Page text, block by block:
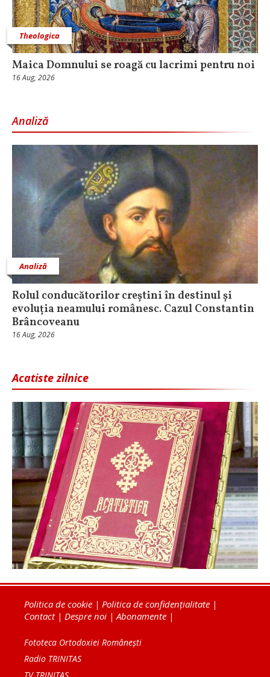
Theologica
Maica Domnului se roagă cu lacrimi pentru noi
16 Aug, 2026
Analiză
Analiză
Rolul conducătorilor creștini în destinul și
evoluția neamului românesc. Cazul Constantin
Brâncoveanu
16 Aug, 2026
Acatiste zilnice
Politica de cookie | Politica de confidențialitate |
Contact| Despre noi | Abonamente |
Fototeca Ortodoxiei Românești
Radio TRINITAS
TV TRINITAS